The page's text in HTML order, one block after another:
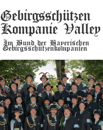
Gebirgsschützen
Kompanie
Im Bund der Bayerischen
Gebirgsschützenkompanien